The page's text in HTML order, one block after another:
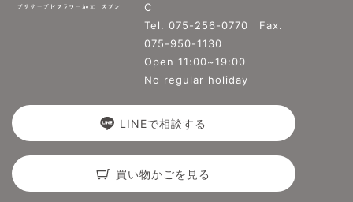
C
Tel. 075-256-0770 Fax.
075-950-1130
Open 11:00~19:00
No regular holiday
LINEで相談する
買い物かごを見る